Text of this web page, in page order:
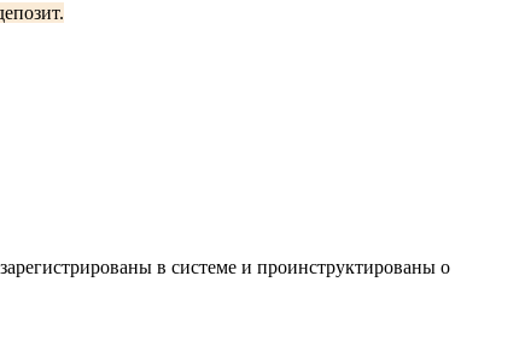
в системе и проинструктированы о